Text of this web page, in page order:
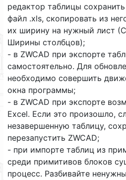
редактор таблицы
файл .xls, скопировать из
их ширину на нужный лист
Ширины столбцов);
- в ZWCAD при экспорте
самостоятельно. Для
необходимо совершить
окна программы;
- в ZWCAD при экспорте
Excel. Если это произошло,
незавершенную таблицу,
перезапустить ZWCAD;
- при импорте таблиц из
среди примитивов блоков
процесс. Разбивайте